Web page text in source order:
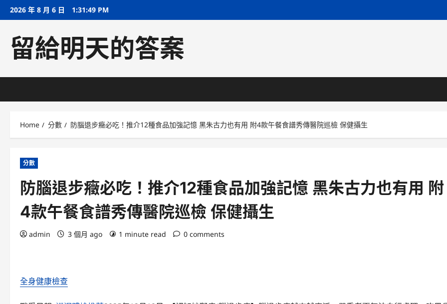
Skip2026 年 8 月 6 日 1:31:50 PM
留給明天的答案
Home 分數 防腦退步癥必吃！推介12種食品加強記憶 黑朱古力也有用 附4款午餐食譜秀傳醫院巡檢 保健攝生
分數
防腦退步癥必吃！推介12種食品加強記憶 黑朱古力也有用 附
4款午餐食譜秀傳醫院巡檢 保健攝生
admin 3 個月 ago 1 minute read 0 comments
全身健康檢查